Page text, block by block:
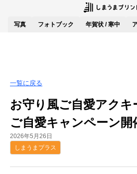
写真 フォトブック 年賀状 / 寒中
一覧に戻る
お守り風ご自愛アクキ
ご自愛キャンペーン開
2026年5月26日
しまうまプラス